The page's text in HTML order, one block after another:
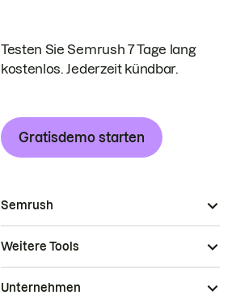
Testen Sie Semrush 7 Tage lang
kostenlos. Jederzeit kündbar.
Gratisdemo starten
Semrush
Weitere Tools
Unternehmen